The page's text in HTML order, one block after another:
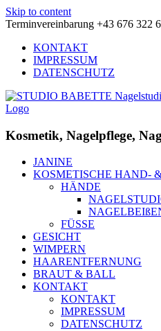
Skip to content
Terminvereinbarung +43 676 322
KONTAKT
IMPRESSUM
DATENSCHUTZ
Kosmetik, Nagelpflege,
JANINE
KOSMETISCHE HAND-
HÄNDE
FÜSSE
GESICHT
WIMPERN
HAARENTFERNUNG
BRAUT & BALL
KONTAKT
KONTAKT
IMPRESSUM
DATENSCHUTZ